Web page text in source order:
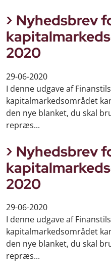
Nyhedsbrev
2020
29-06-2020
I denne udgave af
kapitalmarkedsområdet
den nye blanket, du skal
repræs...
Nyhedsbrev
2020
29-06-2020
I denne udgave af
kapitalmarkedsområdet
den nye blanket, du skal
repræs...